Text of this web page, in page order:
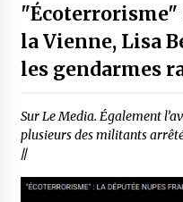
"Écoterrorisme"
la Vienne, Lisa
les gendarmes
Sur Le Media. Également
plusieurs des militants
//